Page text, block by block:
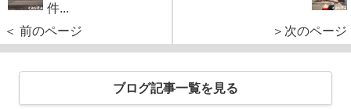
件...
＜ 前のページ
＞次のページ
ブログ記事一覧を見る